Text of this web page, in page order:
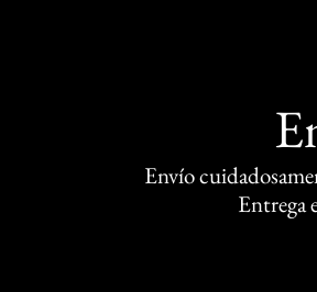
Envío
Entrega